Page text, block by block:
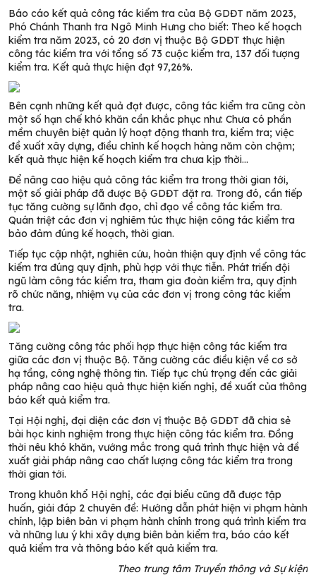
Báo cáo kết quả công tác kiểm tra của Bộ GDĐT năm 2023,
Phó Chánh Thanh tra Ngô Minh Hưng cho biết: Theo kế hoạch
kiểm tra năm 2023, có 20 đơn vị thuộc Bộ GDĐT thực hiện
công tác kiểm tra với tổng số 73 cuộc kiểm tra, 137 đối tượng
kiểm tra. Kết quả thực hiện đạt 97,26%.
Bên cạnh những kết quả đạt được, công tác kiểm tra cũng còn
một số hạn chế khó khăn cần khắc phục như: Chưa có phần
mềm chuyên biệt quản lý hoạt động thanh tra, kiểm tra; việc
đề xuất xây dựng, điều chỉnh kế hoạch hàng năm còn chậm;
kết quả thực hiện kế hoạch kiểm tra chưa kịp thời…
Để nâng cao hiệu quả công tác kiểm tra trong thời gian tới,
một số giải pháp đã được Bộ GDĐT đặt ra. Trong đó, cần tiếp
tục tăng cường sự lãnh đạo, chỉ đạo về công tác kiểm tra.
Quán triệt các đơn vị nghiêm túc thực hiện công tác kiểm tra
bảo đảm đúng kế hoạch, thời gian.
Tiếp tục cập nhật, nghiên cứu, hoàn thiện quy định về công tác
kiểm tra đúng quy định, phù hợp với thực tiễn. Phát triển đội
ngũ làm công tác kiểm tra, tham gia đoàn kiểm tra, quy định
rõ chức năng, nhiệm vụ của các đơn vị trong công tác kiểm
tra.
Tăng cường công tác phối hợp thực hiện công tác kiểm tra
giữa các đơn vị thuộc Bộ. Tăng cường các điều kiện về cơ sở
hạ tầng, công nghệ thông tin. Tiếp tục chú trọng đến các giải
pháp nâng cao hiệu quả thực hiện kiến nghị, đề xuất của thông
báo kết quả kiểm tra.
Tại Hội nghị, đại diện các đơn vị thuộc Bộ GDĐT đã chia sẻ
bài học kinh nghiệm trong thực hiện công tác kiểm tra. Đồng
thời nêu khó khăn, vướng mắc trong quá trình thực hiện và đề
xuất giải pháp nâng cao chất lượng công tác kiểm tra trong
thời gian tới.
Trong khuôn khổ Hội nghị, các đại biểu cũng đã được tập
huấn, giải đáp 2 chuyên đề: Hướng dẫn phát hiện vi phạm hành
chính, lập biên bản vi phạm hành chính trong quá trình kiểm tra
và những lưu ý khi xây dựng biên bản kiểm tra, báo cáo kết
quả kiểm tra và thông báo kết quả kiểm tra.
Theo trung tâm Truyền thông và Sự kiện